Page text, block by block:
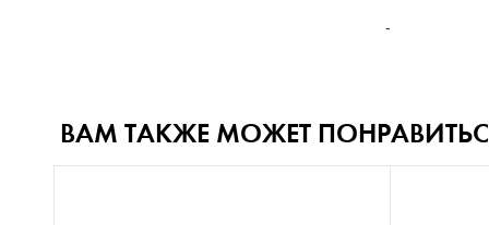
-
ВАМ ТАКЖЕ МОЖЕТ